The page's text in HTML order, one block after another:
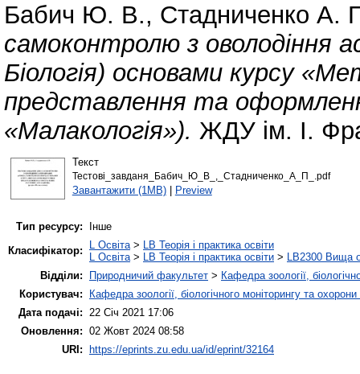
Бабич Ю. В., Стадниченко А.
самоконтролю з оволодіння
Біологія) основами курсу
представлення та
«Малакологія»). ЖДУ ім. І.
Текст
Тестові_завданя_Бабич_Ю_В_,_Стадниченко_А_П_.pdf
Завантажити (1MB)| Preview
Тип ресурсу:
Інше
Класифікатор:
L Освіта> LB Теорія і практика освіти
L Освіта> LB Теорія і практика освіти > LB2300 Вища
Відділи:
Природничий факультет > Кафедра зоології,
Користувач:
Кафедра зоології, біологічного моніторингу та
Дата подачі: 22 Січ 2021 17:06
Оновлення: 02 Жовт 2024 08:58
URI:
https://eprints.zu.edu.ua/id/eprint/32164